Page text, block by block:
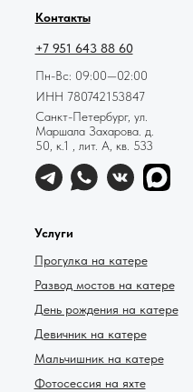
Контакты
+7 951 643 88 60
Пн-Вс: 09:00—02:00
ИНН 780742153847
Санкт-Петербург, ул.
Маршала Захарова. д.
50, к.1 , лит. А, кв. 533
Услуги
Прогулка на катере
Развод мостов на катере
День рождения на катере
Девичник на катере
Мальчишник на катере
Фотосессия на яхте